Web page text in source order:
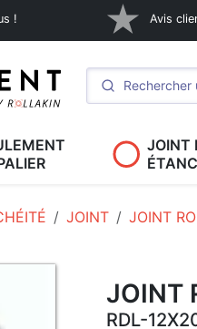
! Avis
JOINT
JOINT JOINT
JOINT
RDL-